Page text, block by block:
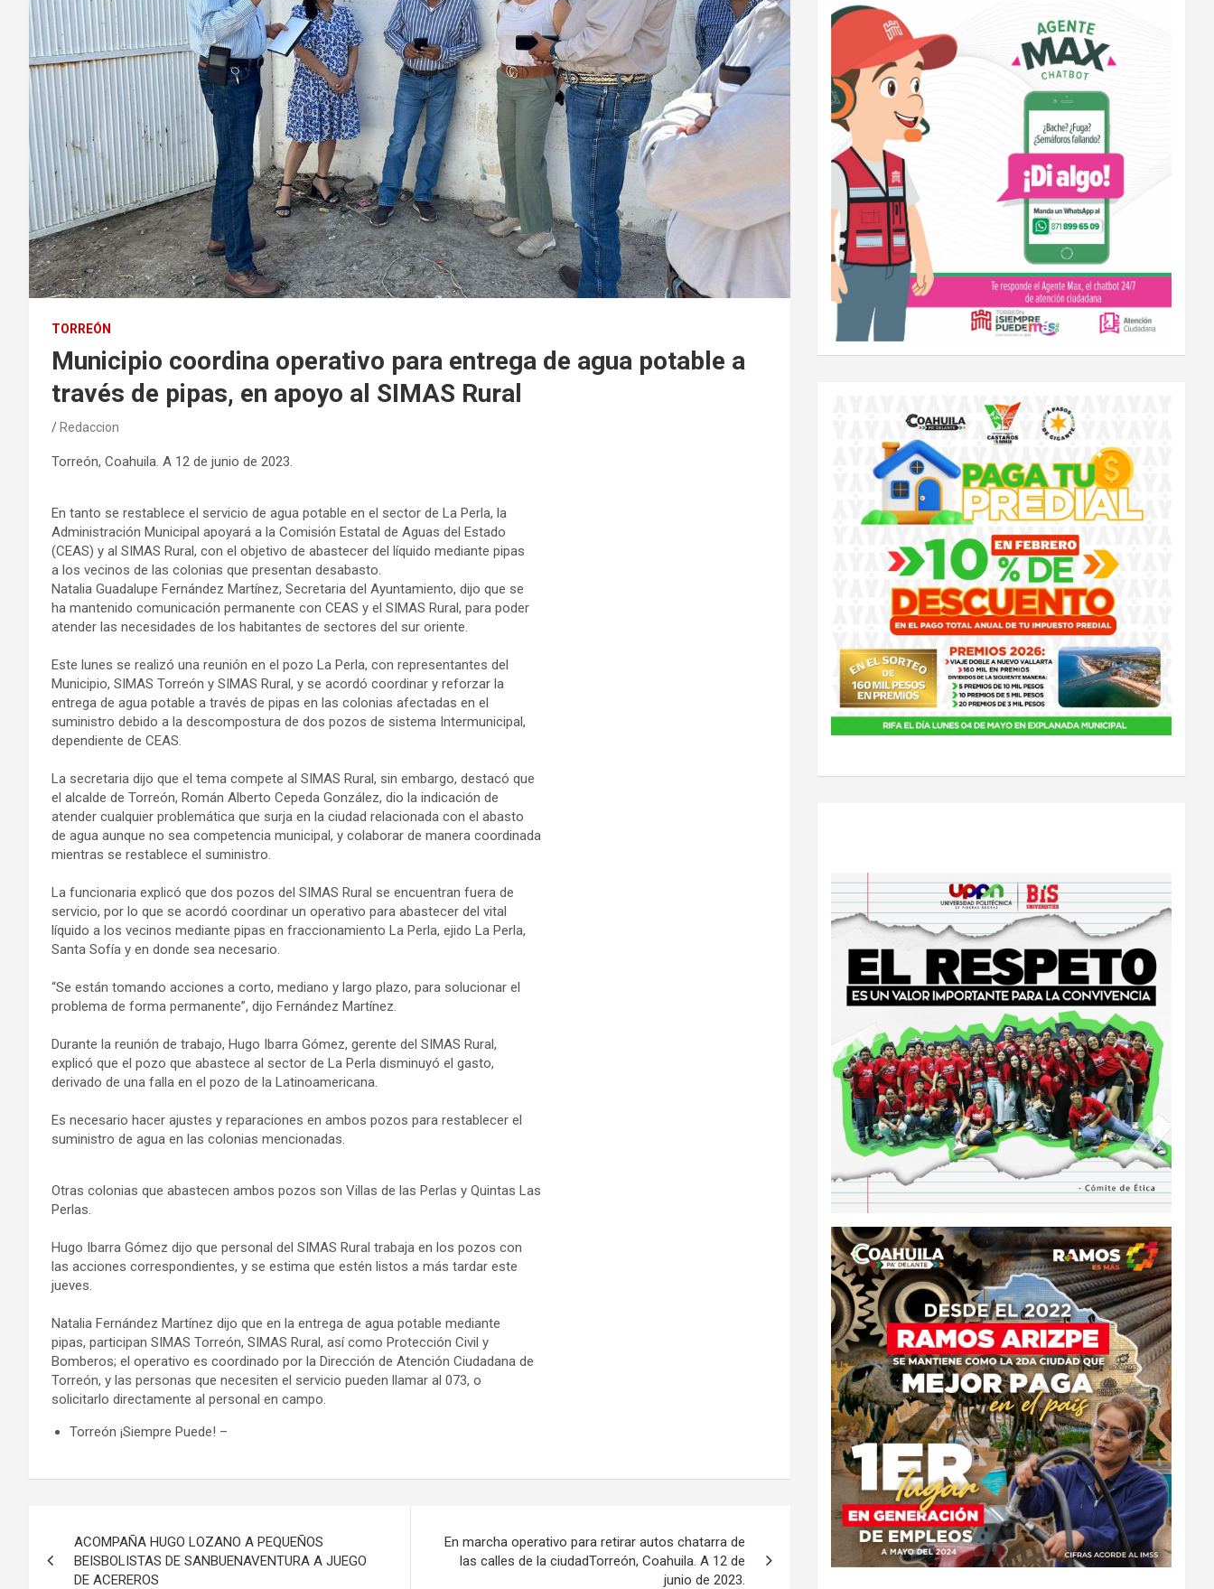
TORREÓN
Municipio coordina operativo para entrega de agua potable a
través de pipas, en apoyo al SIMAS Rural
Redaccion
Torreón, Coahuila. A 12 de junio de 2023.
En tanto se restablece el servicio de agua potable en el sector de La Perla, la
Administración Municipal apoyará a la Comisión Estatal de Aguas del Estado
(CEAS) y al SIMAS Rural, con el objetivo de abastecer del líquido mediante pipas
a los vecinos de las colonias que presentan desabasto.
Natalia Guadalupe Fernández Martínez, Secretaria del Ayuntamiento, dijo que se
ha mantenido comunicación permanente con CEAS y el SIMAS Rural, para poder
atender las necesidades de los habitantes de sectores del sur oriente.
Este lunes se realizó una reunión en el pozo La Perla, con representantes del
Municipio, SIMAS Torreón y SIMAS Rural, y se acordó coordinar y reforzar la
entrega de agua potable a través de pipas en las colonias afectadas en el
suministro debido a la descompostura de dos pozos de sistema Intermunicipal,
dependiente de CEAS.
La secretaria dijo que el tema compete al SIMAS Rural, sin embargo, destacó que
el alcalde de Torreón, Román Alberto Cepeda González, dio la indicación de
atender cualquier problemática que surja en la ciudad relacionada con el abasto
de agua aunque no sea competencia municipal, y colaborar de manera coordinada
mientras se restablece el suministro.
La funcionaria explicó que dos pozos del SIMAS Rural se encuentran fuera de
servicio, por lo que se acordó coordinar un operativo para abastecer del vital
líquido a los vecinos mediante pipas en fraccionamiento La Perla, ejido La Perla,
Santa Sofía y en donde sea necesario.
“Se están tomando acciones a corto, mediano y largo plazo, para solucionar el
problema de forma permanente”, dijo Fernández Martínez.
Durante la reunión de trabajo, Hugo Ibarra Gómez, gerente del SIMAS Rural,
explicó que el pozo que abastece al sector de La Perla disminuyó el gasto,
derivado de una falla en el pozo de la Latinoamericana.
Es necesario hacer ajustes y reparaciones en ambos pozos para restablecer el
suministro de agua en las colonias mencionadas.
Otras colonias que abastecen ambos pozos son Villas de las Perlas y Quintas Las
Perlas.
Hugo Ibarra Gómez dijo que personal del SIMAS Rural trabaja en los pozos con
las acciones correspondientes, y se estima que estén listos a más tardar este
jueves.
Natalia Fernández Martínez dijo que en la entrega de agua potable mediante
pipas, participan SIMAS Torreón, SIMAS Rural, así como Protección Civil y
Bomberos; el operativo es coordinado por la Dirección de Atención Ciudadana de
Torreón, y las personas que necesiten el servicio pueden llamar al 073, o
solicitarlo directamente al personal en campo.
Torreón ¡Siempre Puede! –
de
ACOMPAÑA HUGO LOZANO A PEQUEÑOS
BEISBOLISTAS DE SANBUENAVENTURA A JUEGO
DE ACEREROS
En marcha operativo para retirar autos chatarra de
las calles de la ciudadTorreón, Coahuila. A 12 de
junio de 2023.